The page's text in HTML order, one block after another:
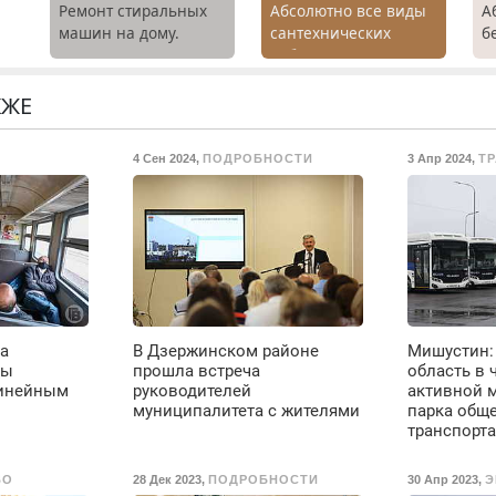
Ремонт стиральных
машин на дому.
Выезд и диагностика
Абсолютно все виды
сантехнических
работ. Быстро.
4 Сен 2024, ПОДРОБНОСТИ
В Дзержинском районе
прошла встреча
руководителей
муниципалитета с жителями
3 Апр 2024,
Мишустин:
область в
активной
парка
транспорта
28 Дек 2023, ПОДРОБНОСТИ 30 Апр 2023,